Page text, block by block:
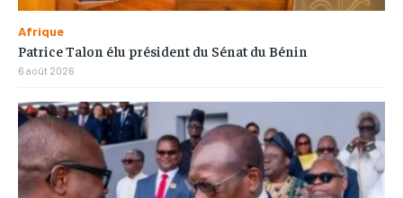
Afrique
Patrice Talon élu président du Sénat du Bénin
6 août 2026